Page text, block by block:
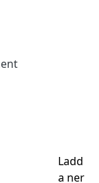
Ladd
a ner